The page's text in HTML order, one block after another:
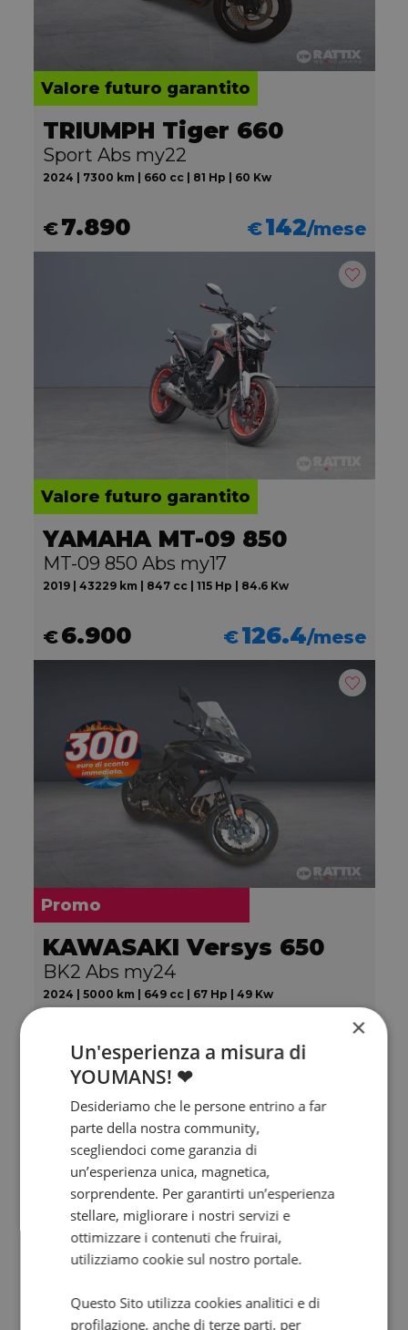
Valore futuro garantito
TRIUMPH Tiger 660
Sport Abs my22
2024 | 7300 km | 660 cc | 81 Hp | 60 Kw
€7.890 €142/mese
Valore futuro garantito
YAMAHA MT-09 850
MT-09 850 Abs my17
2019 | 43229 km | 847 cc | 115 Hp | 84.6 Kw
€6.900 €126.4/mese
Promo
KAWASAKI Versys 650
BK2 Abs my24
2024 | 5000 km | 649 cc | 67 Hp | 49 Kw
5.950 €111
Valore futuro garantito
×
Un'esperienza a misura di
YOUMANS! ❤
Desideriamo che le persone entrino a far
parte della nostra community,
scegliendoci come garanzia di
un’esperienza unica, magnetica,
sorprendente. Per garantirti un’esperienza
stellare, migliorare i nostri servizi e
ottimizzare i contenuti che fruirai,
utilizziamo cookie sul nostro portale.
Questo Sito utilizza cookies analitici e di
profilazione, anche di terze parti, per